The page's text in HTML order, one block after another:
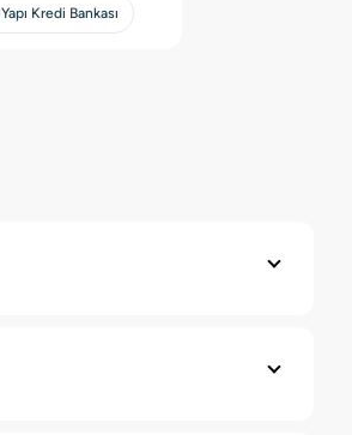
Yapı Kredi Bankası